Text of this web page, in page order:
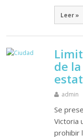
Leer »
de
admin
Se
Victoria
prohibir